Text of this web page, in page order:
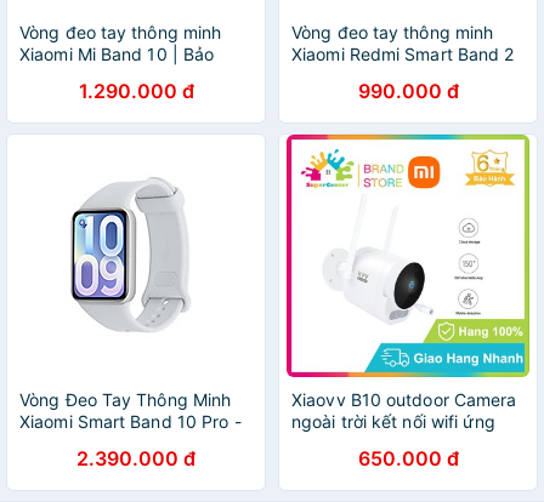
Vòng đeo tay thông minh
Xiaomi Mi Band 10 | Bảo
GiaPhucStore | Hàng Chính
Hãng
1.290.000 đ
Vòng đeo tay thông minh
Xiaomi Redmi Smart Band 2
990.000 đ
Vòng Đeo Tay Thông Minh
Xiaomi Smart Band 10 Pro -
2.390.000 đ
Xiaovv B10 outdoor Camera
ngoài trời kết nối wifi ứng
nước 6 tháng Bảo hành
650.000 đ